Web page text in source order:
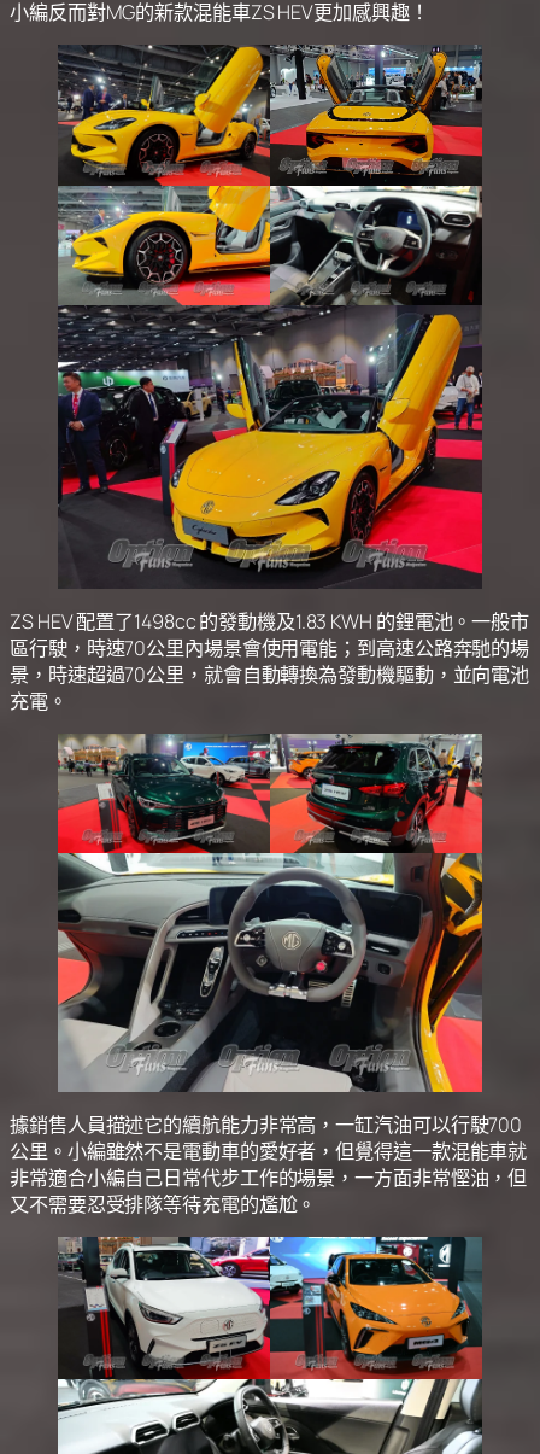
小編反而對MG的新款混能車ZS HEV更加感興趣！
ZS HEV 配置了1498cc 的發動機及1.83 KWH 的鋰電池。一般市
區行駛，時速70公里內場景會使用電能；到高速公路奔馳的場
景，時速超過70公里，就會自動轉換為發動機驅動，並向電池
充電。
據銷售人員描述它的續航能力非常高，一缸汽油可以行駛700
公里。小編雖然不是電動車的愛好者，但覺得這一款混能車就
非常適合小編自己日常代步工作的場景，一方面非常慳油，但
又不需要忍受排隊等待充電的尷尬。